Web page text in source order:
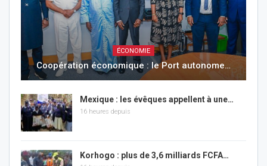
ÉCONOMIE
Coopération économique : le Port autonome…
Mexique : les évêques appellent à une…
16 heures depuis
Korhogo : plus de 3,6 milliards FCFA…